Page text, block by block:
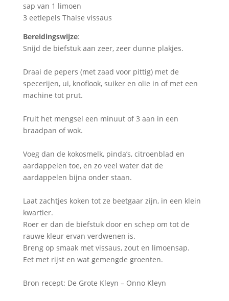
sap van 1 limoen
3 eetlepels Thaise vissaus
Bereidingswijze:
Snijd de biefstuk aan zeer, zeer dunne plakjes.
Draai de pepers (met zaad voor pittig) met de
specerijen, ui, knoflook, suiker en olie in of met een
machine tot prut.
Fruit het mengsel een minuut of 3 aan in een
braadpan of wok.
Voeg dan de kokosmelk, pinda’s, citroenblad en
aardappelen toe, en zo veel water dat de
aardappelen bijna onder staan.
Laat zachtjes koken tot ze beetgaar zijn, in een klein
kwartier.
Roer er dan de biefstuk door en schep om tot de
rauwe kleur ervan verdwenen is.
Breng op smaak met vissaus, zout en limoensap.
Eet met rijst en wat gemengde groenten.
Bron recept: De Grote Kleyn – Onno Kleyn